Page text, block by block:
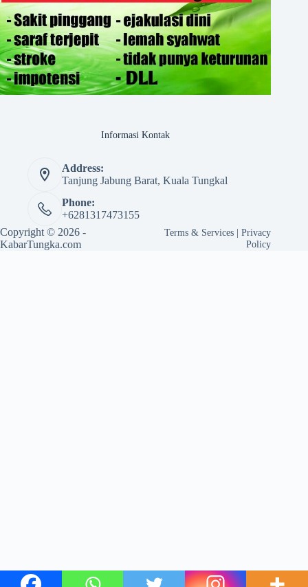
Informasi Kontak
Address:
Tanjung Jabung Barat, Kuala Tungkal
Phone:
+6281317473155
Copyright © 2026 -
KabarTungka.com
Terms & Services |Privacy
Policy